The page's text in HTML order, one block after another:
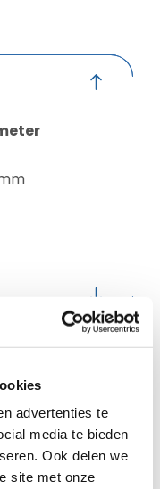
advertenties te
media te bieden
Ook delen we
site met onze